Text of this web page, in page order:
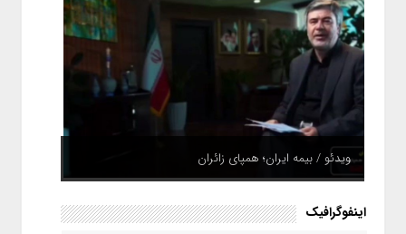
ویدئو / بیمه ایران؛ همپای زائران
اینفوگرافیک